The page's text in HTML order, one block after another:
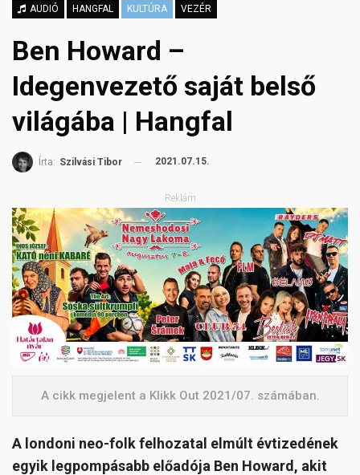
AUDIÓ HANGFAL KULTÚRA VEZÉR
Ben Howard –
Idegenvezető saját belső
világába | Hangfal
Írta: Szilvási Tibor 2021.07.15.
Reklám
A cikk megjelent a Klikk Out 2021/07. számában.
A londoni neo-folk felhozatal elmúlt évtizedének
egyik legpompásabb előadója Ben Howard, akit